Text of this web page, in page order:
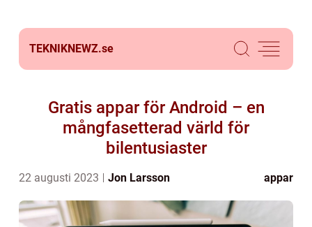
TEKNIKNEWZ.se
Gratis appar för Android – en
mångfasetterad värld för
bilentusiaster
22 augusti 2023 Jon Larsson appar